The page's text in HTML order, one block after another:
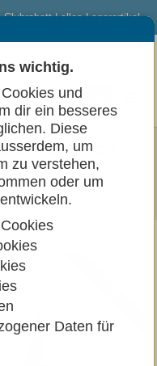
| alles Lagerartikel
- VET
2KG
Trockenfutter
wichtig.
und
dir ein besseres
Diese
um
zu verstehen,
oder um
Daten für